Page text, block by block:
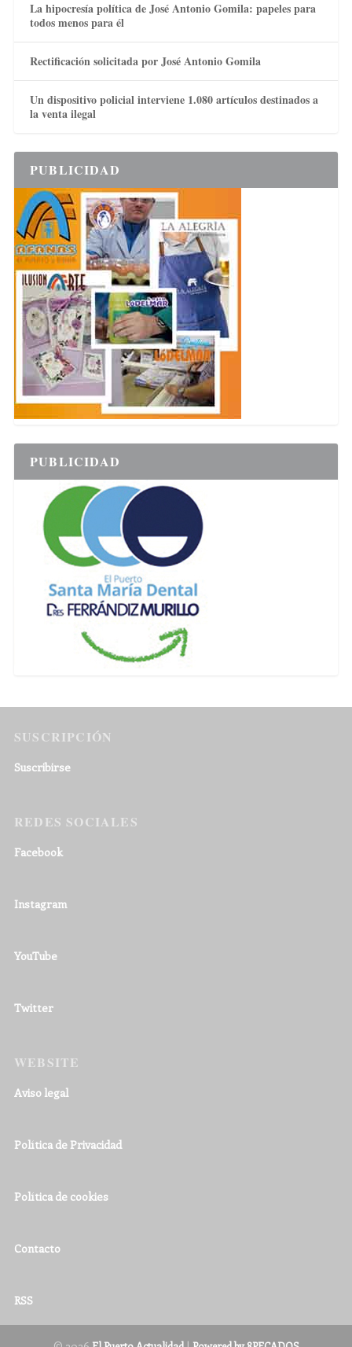
La hipocresía política de José Antonio Gomila: papeles para
todos menos para él
Rectificación solicitada por José Antonio Gomila
Un dispositivo policial interviene 1.080 artículos destinados a
la venta ilegal
PUBLICIDAD
PUBLICIDAD
SUSCRIPCIÓN
Suscribirse
REDES SOCIALES
Facebook
Instagram
YouTube
Twitter
WEBSITE
Aviso legal
Política de Privacidad
Política de cookies
Contacto
RSS